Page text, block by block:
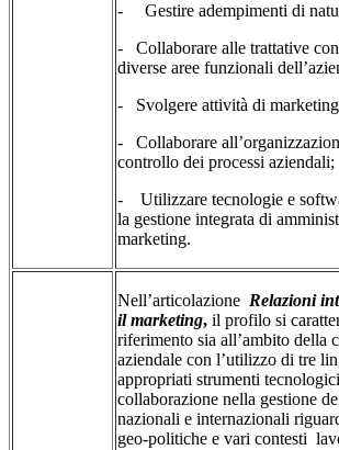
- Gestire adempimenti di
- Collaborare alle trattative
diverse aree funzionali
- Svolgere attività di
- Collaborare
controllo dei processi aziendali;
- Utilizzare tecnologie e
la gestione integrata di
marketing.
Nell’articolazione Relazioni
ilmarketing, il profilo si
riferimento sia all’ambito della
aziendale con l’utilizzo di tre
appropriati strumenti
collaborazione nella gestione
nazionali e internazionali
geo-politiche e vari contesti